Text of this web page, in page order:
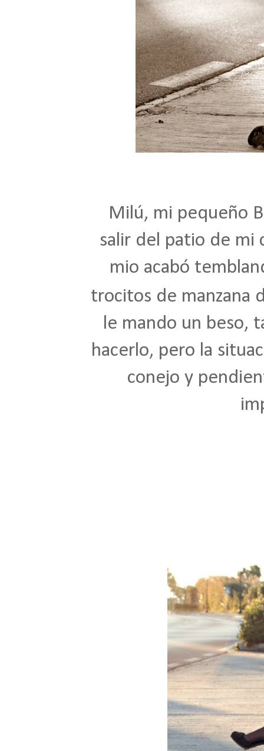
Milú, mi pequeño
salir del patio de mi
mio acabó
trocitos de manzana
le mando un beso,
hacerlo, pero la
conejo y